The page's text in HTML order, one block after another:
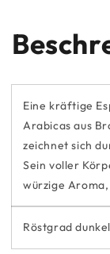
Eine kräftige
Arabicas aus
zeichnet sich
Sein voller
würzige
Röstgrad dunkel